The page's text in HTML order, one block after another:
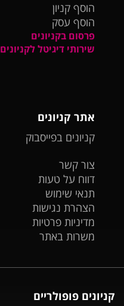
הוסף קניון
הוסף עסק
פרסום בקניונים
שירותי דיגיטל לקניונים
אתר קניונים
קניונים בפייסבוק
צור קשר
דווח על טעות
תנאי שימוש
הצהרת נגישות
מדיניות פרטיות
משרות באתר
קניונים פופולריים